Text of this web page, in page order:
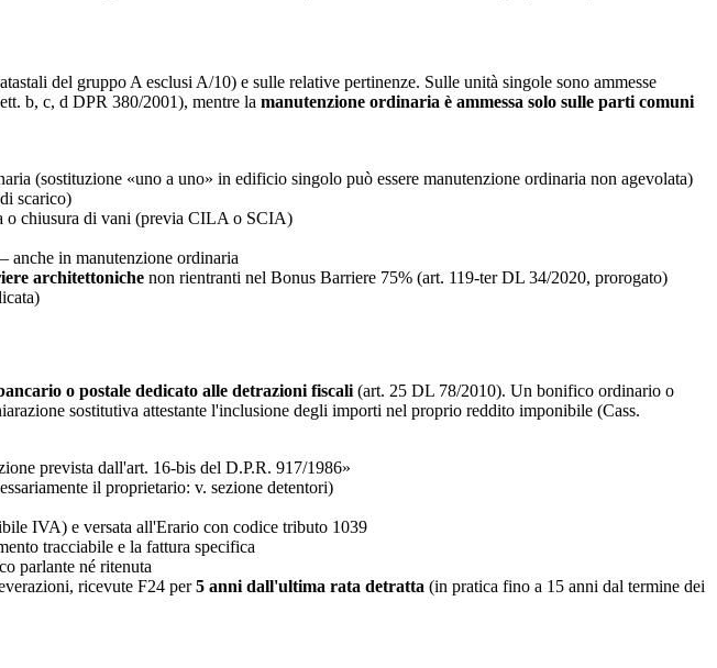
del gruppo A esclusi A/10) e sulle relative pertinenze. Sulle unità singole sono ammesse
b, c, d DPR 380/2001), mentre la manutenzione ordinaria è ammessa solo sulle parti comuni
(sostituzione «uno a uno» in edificio singolo può essere manutenzione ordinaria non agevolata)
scarico)
o chiusura di vani (previa CILA o SCIA)
in manutenzione ordinaria
architettoniche non rientranti nel Bonus Barriere 75% (art. 119-ter DL 34/2020, prorogato)
o postale dedicato alle detrazioni fiscali (art. 25 DL 78/2010). Un bonifico ordinario o
sostitutiva attestante l'inclusione degli importi nel proprio reddito imponibile (Cass.
prevista dall'art. 16-bis del D.P.R. 917/1986»
il proprietario: v. sezione detentori)
IVA) e versata all'Erario con codice tributo 1039
tracciabile e la fattura specifica
parlante né ritenuta
ricevute F24 per5 anni dall'ultima rata detratta (in pratica fino a 15 anni dal termine dei